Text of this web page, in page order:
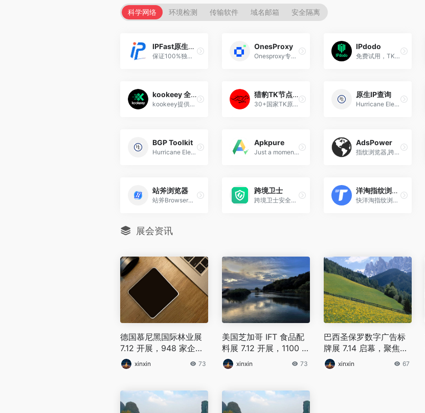
科学网络 环境检测 传输软件 域名邮箱 安全隔离
IPFast原生住宅代理
保证100%独享的家庭住宅IP，...
OnesProxy
Onesproxy专注于提供优质的海...
IPdodo
免费试用，TK专用纯净/住宅/独享网络
kookeey 全球代理IP
kookeey提供全球高纯净度的独享代理IP产品及服务
猎豹TK节点网络
30+国家TK原生、独享、住宅IP...
原生IP查询
Hurricane Electric BGP Toolkit
BGP Toolkit
Hurricane Electric BGP Toolkit
Apkpure
Just a moment...
AdsPower
指纹浏览器,跨境电商超级浏览器
站斧浏览器
站斧Browser浏览器专注解决Amazon、Wish、eBay、Shopee、Lazada等跨境电商账号安全管理问题。为电商卖家提供专业的店铺安全提速运营方案，支持定制化提供服务,利用专业技术团队让跨境更安全高效。
跨境卫士
跨境卫士安全浏览器专注解决亚马逊、eBay等跨境电商多账号安全运营问题，为Amazon、eBay、Shopee、Lazada、独立站等跨境电商卖家提供专业安全的店铺提速运营方案,。
洋淘指纹浏览器
快洋淘指纹浏览器，主要实现：多开浏览器窗口、多登账号，防止窗口间产生关联、防止封号，每个窗口可以模拟独立的电脑信息，模拟不同的IP地址，使得相互间完全环境独立、隔离，避免关联封号！
展会资讯
德国慕尼黑国际林业展
7.12 开展，948 家企业
展出智能林业机械
xinxin 73
美国芝加哥 IFT 食品配
料展 7.12 开展，1100 家
食品原料企业同台展示
xinxin 73
巴西圣保罗数字广告标
牌展 7.14 启幕，聚焦户
外 LED、商业显示技术
xinxin 67